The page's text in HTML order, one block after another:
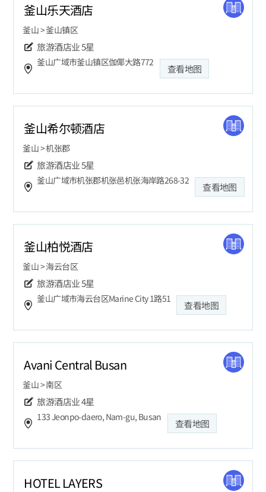
釜山乐天酒店
釜山 > 釜山镇区
旅游酒店业5星
釜山广域市釜山镇区伽倻大路772
查看地图
釜山希尔顿酒店
釜山 > 机张郡
旅游酒店业5星
釜山广域市机张郡机张邑机张海岸路268-32
查看地图
釜山柏悦酒店
釜山 > 海云台区
旅游酒店业5星
釜山广域市海云台区Marine City 1路51
查看地图
Avani Central Busan
釜山 > 南区
旅游酒店业4星
133 Jeonpo-daero, Nam-gu, Busan
查看地图
HOTEL LAYERS